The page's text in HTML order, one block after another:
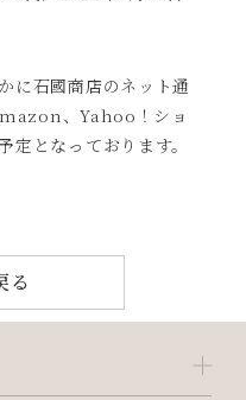
に石國商店のネット通
、Yahoo！ショ
定となっております。
る